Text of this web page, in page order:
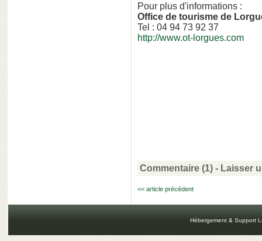
Pour plus d'informations :
Office de tourisme de
Tel : 04 94 73 92 37
http://www.ot-lorgues.com
Commentaire (1) - Laisser
<< article précédent
Hébergement & Support